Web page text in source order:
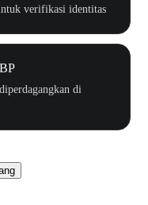
verifikasi identitas
di